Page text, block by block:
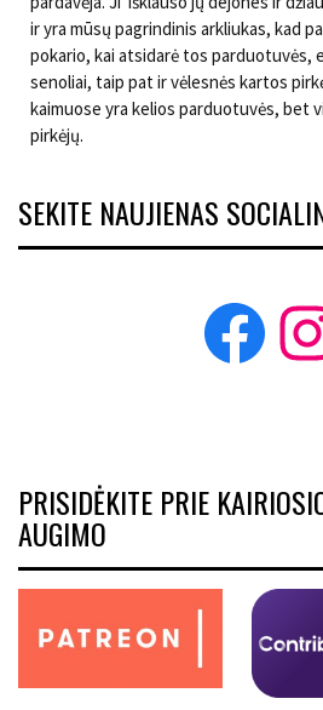
ir yra mūsų pagrindinis arkliukas, kad
pokario, kai atsidarė tos parduotuvės,
senoliai, taip pat ir vėlesnės kartos
kaimuose yra kelios parduotuvės, bet
pirkėjų.
SEKITE NAUJIENAS
PRISIDĖKITE PRIE
AUGIMO